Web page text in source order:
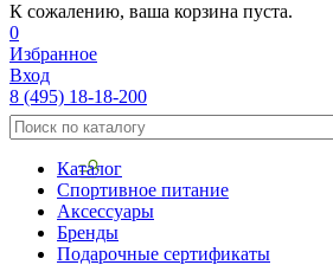
К сожалению, ваша корзина пуста.
0
Избранное
Вход
8 (495) 18-18-200
Каталог
Спортивное питание
Аксессуары
Бренды
Подарочные сертификаты